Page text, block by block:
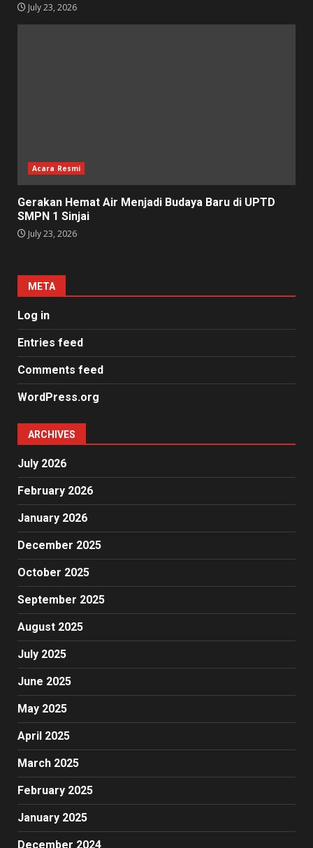
July 23, 2026
Acara Resmi
Gerakan Hemat Air Menjadi Budaya Baru di UPTD
SMPN 1 Sinjai
July 23, 2026
META
Log in
Entries feed
Comments feed
WordPress.org
ARCHIVES
July 2026
February 2026
January 2026
December 2025
October 2025
September 2025
August 2025
July 2025
June 2025
May 2025
April 2025
March 2025
February 2025
January 2025
December 2024